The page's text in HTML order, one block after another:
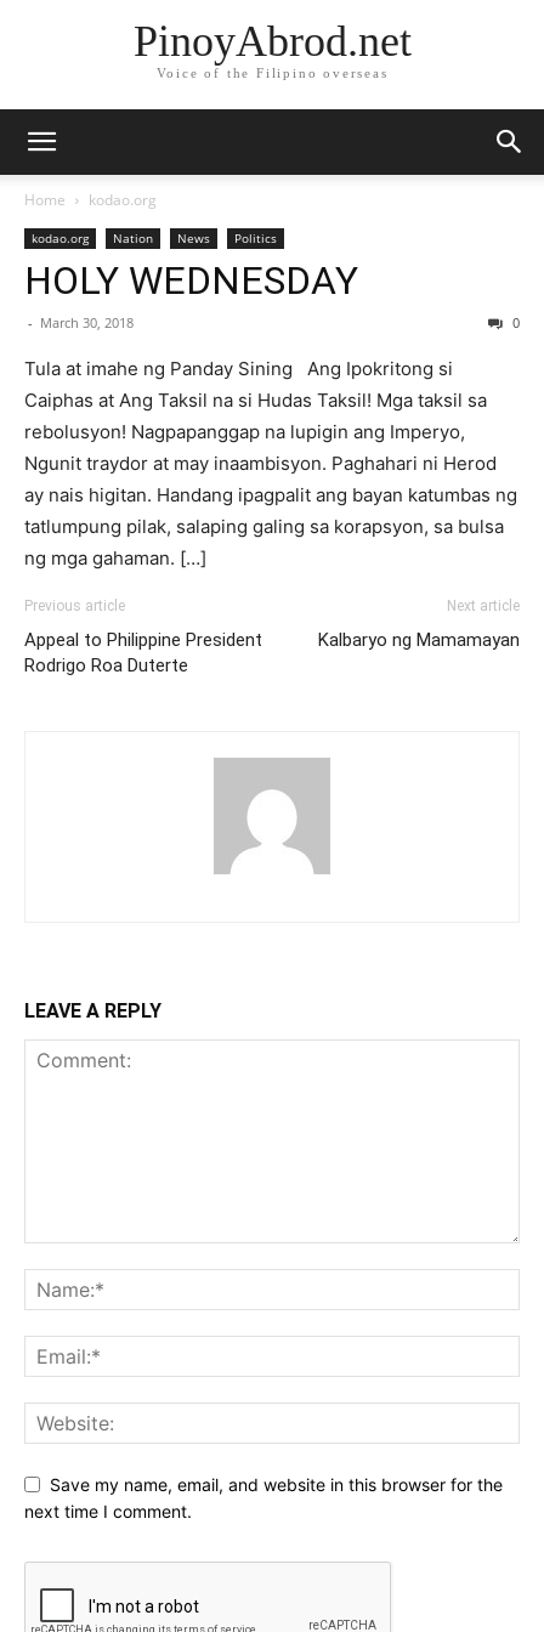
PinoyAbrod.net
Voice of the Filipino overseas
Home kodao.org
kodao.org Nation News Politics
HOLY WEDNESDAY
- March 30, 2018 0
Tula at imahe ng Panday Sining Ang Ipokritong si
Caiphas at Ang Taksil na si Hudas Taksil! Mga taksil sa
rebolusyon! Nagpapanggap na lupigin ang Imperyo,
Ngunit traydor at may inaambisyon. Paghahari ni Herod
ay nais higitan. Handang ipagpalit ang bayan katumbas ng
tatlumpung pilak, salaping galing sa korapsyon, sa bulsa
ng mga gahaman. […]
Previous article
Appeal to Philippine President
Rodrigo Roa Duterte
Next article
Kalbaryo ng Mamamayan
LEAVE A REPLY
Save my name, email, and website in this browser for the
next time I comment.